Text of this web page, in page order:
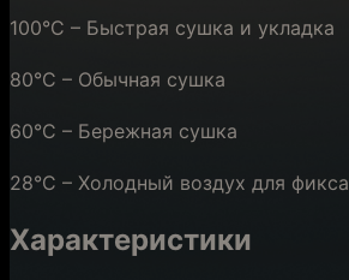
100°C – Быстрая сушка и укладка
80°C – Обычная сушка
60°C – Бережная сушка
28°C – Холодный воздух для
Характеристики